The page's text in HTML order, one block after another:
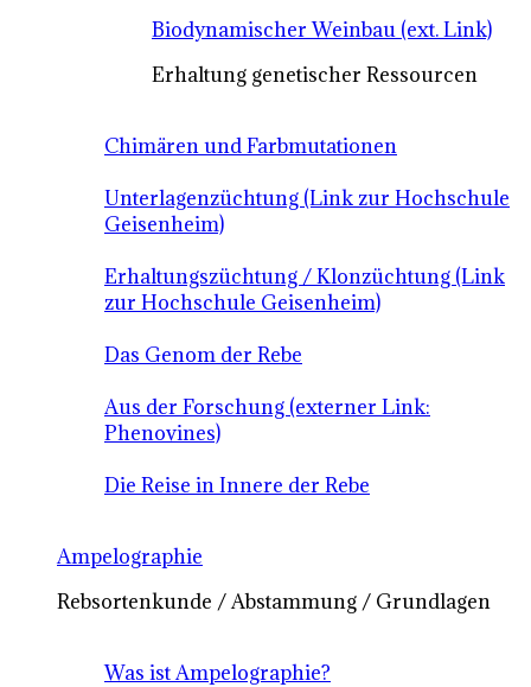
Biodynamischer Weinbau (ext. Link)
Erhaltung genetischer Ressourcen
Chimären und Farbmutationen
Unterlagenzüchtung (Link zur Hochschule
Geisenheim)
Erhaltungszüchtung / Klonzüchtung (Link
zur Hochschule Geisenheim)
Das Genom der Rebe
Aus der Forschung (externer Link:
Phenovines)
Die Reise in Innere der Rebe
Ampelographie
Rebsortenkunde / Abstammung / Grundlagen
Was ist Ampelographie?